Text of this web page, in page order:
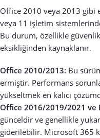
Office 2010 veya 2013 gibi
veya 11 işletim
Bu durum, özellikle
eksikliğinden kaynaklanır.
Office 2010/2013: Bu
ermiştir. Performans
yükseltmek en kalıcı
Office 2016/2019/2021 ve
günceldir ve genellikle
giderilebilir. Microsoft 365